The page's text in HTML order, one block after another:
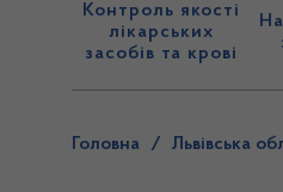
Контроль якості
лікарських
засобів та крові
Головна / Львівська